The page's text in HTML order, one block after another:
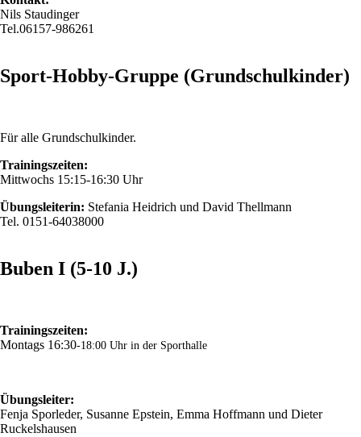
Nils Staudinger
Tel.06157-986261
Sport-Hobby-Gruppe (Grundschulkinder)
Für alle Grundschulkinder.
Trainingszeiten:
Mittwochs 15:15-16:30 Uhr
Übungsleiterin: Stefania Heidrich und David Thellmann
Tel. 0151-64038000
Buben I (5-10 J.)
Trainingszeiten:
Montags 16:30-18:00 Uhr in der Sporthalle
Übungsleiter:
Fenja Sporleder, Susanne Epstein, Emma Hoffmann und Dieter
Ruckelshausen